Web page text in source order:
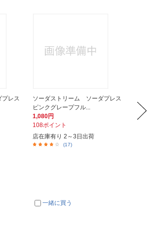
レス
ソーダストリーム ソーダプレス
ピンクグレープフル...
1,080円
108ポイント
店在庫有り 2～3日出荷
(17)
一緒に買う
ブル
1,080円